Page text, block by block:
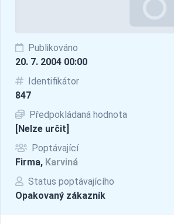
Publikováno
20. 7. 2004 00:00
Identifikátor
847
Předpokládaná hodnota
[Nelze určit]
Poptávající
Firma, Karviná
Status poptávajícího
Opakovaný zákazník